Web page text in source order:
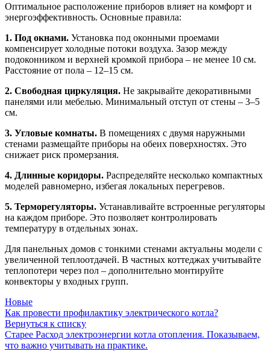
Оптимальное расположение приборов влияет на комфорт и
энергоэффективность. Основные правила:
1. Под окнами. Установка под оконными проемами
компенсирует холодные потоки воздуха. Зазор между
подоконником и верхней кромкой прибора – не менее 10 см.
Расстояние от пола – 12–15 см.
2. Свободная циркуляция. Не закрывайте декоративными
панелями или мебелью. Минимальный отступ от стены – 3–5
см.
3. Угловые комнаты. В помещениях с двумя наружными
стенами размещайте приборы на обеих поверхностях. Это
снижает риск промерзания.
4. Длинные коридоры. Распределяйте несколько компактных
моделей равномерно, избегая локальных перегревов.
5. Терморегуляторы. Устанавливайте встроенные регуляторы
на каждом приборе. Это позволяет контролировать
температуру в отдельных зонах.
Для панельных домов с тонкими стенами актуальны модели с
увеличенной теплоотдачей. В частных коттеджах учитывайте
теплопотери через пол – дополнительно монтируйте
конвекторы у входных групп.
Новые
Как провести профилактику электрического котла?
Вернуться к списку
Старее Расход электроэнергии котла отопления. Показываем,
что важно учитывать на практике.